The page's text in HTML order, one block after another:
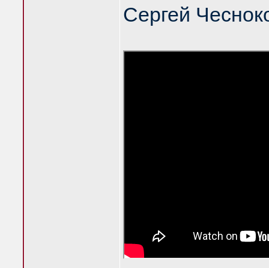
Сергей